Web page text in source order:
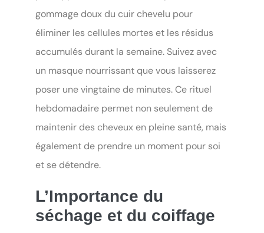
gommage doux du cuir chevelu pour
éliminer les cellules mortes et les résidus
accumulés durant la semaine. Suivez avec
un masque nourrissant que vous laisserez
poser une vingtaine de minutes. Ce rituel
hebdomadaire permet non seulement de
maintenir des cheveux en pleine santé, mais
également de prendre un moment pour soi
et se détendre.
L’Importance du
séchage et du coiffage